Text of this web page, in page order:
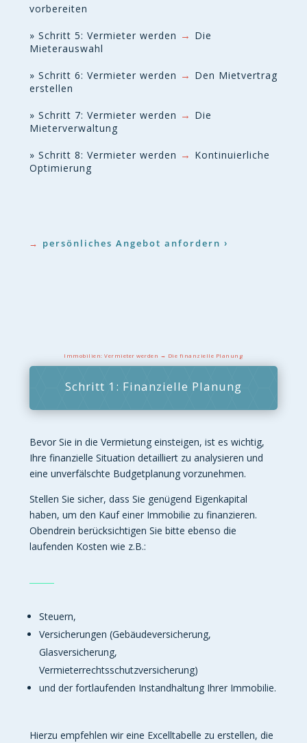
vorbereiten
» Schritt 5: Vermieter werden → Die
Mieterauswahl
» Schritt 6: Vermieter werden → Den Mietvertrag
erstellen
» Schritt 7: Vermieter werden → Die
Mieterverwaltung
» Schritt 8: Vermieter werden → Kontinuierliche
Optimierung
→ persönliches Angebot anfordern ›
Immobilien: Vermieter werden → Die finanzielle Planung
Schritt 1: Finanzielle Planung
Bevor Sie in die Vermietung einsteigen, ist es wichtig,
Ihre finanzielle Situation detailliert zu analysieren und
eine unverfälschte Budgetplanung vorzunehmen.
Stellen Sie sicher, dass Sie genügend Eigenkapital
haben, um den Kauf einer Immobilie zu finanzieren.
Obendrein berücksichtigen Sie bitte ebenso die
laufenden Kosten wie z.B.:
Steuern,
Versicherungen (Gebäudeversicherung,
Glasversicherung,
Vermieterrechtsschutzversicherung)
und der fortlaufenden Instandhaltung Ihrer Immobilie.
Hierzu empfehlen wir eine Excelltabelle zu erstellen, die